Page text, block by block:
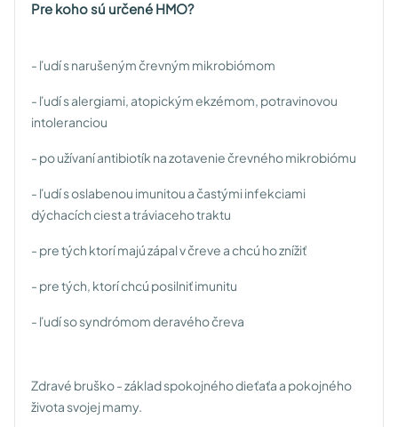
Pre koho sú určené HMO?
- ľudí s narušeným črevným mikrobiómom
- ľudí s alergiami, atopickým ekzémom, potravinovou
intoleranciou
- po užívaní antibiotík na zotavenie črevného mikrobiómu
- ľudí s oslabenou imunitou a častými infekciami
dýchacích ciest a tráviaceho traktu
- pre tých ktorí majú zápal v čreve a chcú ho znížiť
- pre tých, ktorí chcú posilniť imunitu
- ľudí so syndrómom deravého čreva
Zdravé bruško - základ spokojného dieťaťa a pokojného
života svojej mamy.